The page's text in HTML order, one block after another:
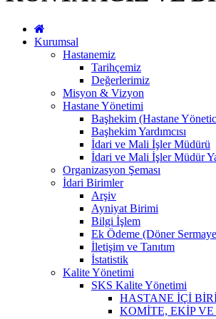
Kurumsal
Hastanemiz
Tarihçemiz
Değerlerimiz
Misyon & Vizyon
Hastane Yönetimi
Başhekim (Hastane
Başhekim Yardımcısı
İdari ve Mali İşler Müdürü
İdari ve Mali İşler Müdür
Organizasyon Şeması
İdari Birimler
Arşiv
Ayniyat Birimi
Bilgi İşlem
Ek Ödeme (Döner
İletişim ve Tanıtım
İstatistik
Kalite Yönetimi
SKS Kalite Yönetimi
HASTANE İÇİ
KOMİTE, EKİP